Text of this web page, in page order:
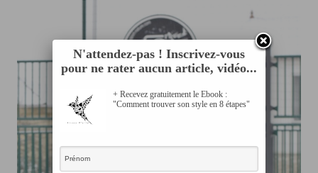
N'attendez-pas ! Inscrivez-vous
pour ne rater aucun article, vidéo...
+ Recevez gratuitement le Ebook :
"Comment trouver son style en 8 étapes"